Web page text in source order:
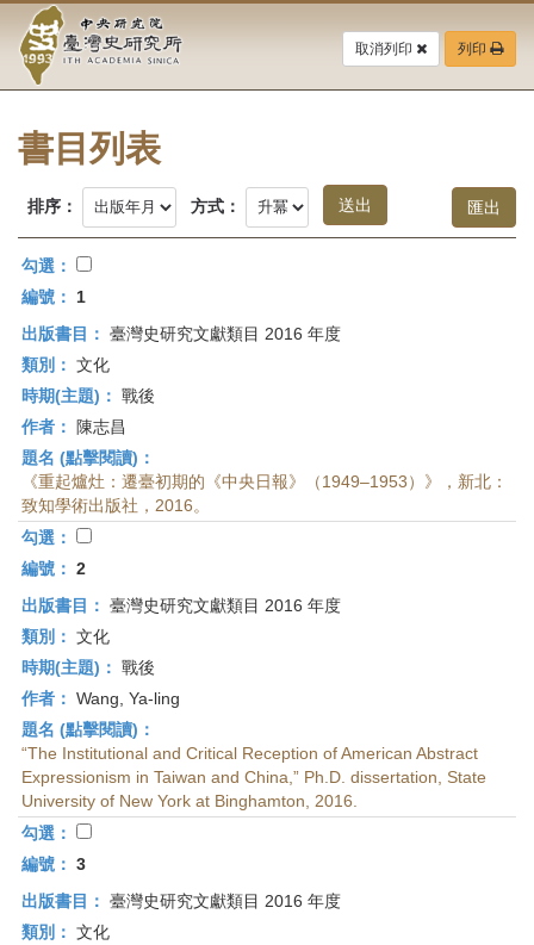
要
中
央
研
究
院-
臺
灣
史
研
究
所-
首
頁
取消列印 列印
書目列表
排序： 方式：
勾選：
編號：
1
出版書目： 臺灣史研究文獻類目 2016 年度
類別： 文化
時期(主題)： 戰後
作者：
陳志昌
題名 (點擊閱讀)：
《重起爐灶：遷臺初期的《中央日報》（1949–1953）》，新北：
致知學術出版社，2016。
勾選：
編號： 2
出版書目： 臺灣史研究文獻類目 2016 年度
類別： 文化
時期(主題)： 戰後
作者： Wang, Ya-ling
題名 (點擊閱讀)：
“The Institutional and Critical Reception of American Abstract
Expressionism in Taiwan and China,” Ph.D. dissertation, State
University of New York at Binghamton, 2016.
勾選：
編號： 3
出版書目： 臺灣史研究文獻類目 2016 年度
類別： 文化